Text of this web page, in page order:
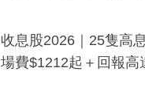
y及香港限定特調系列
收息股2026｜25隻高
場費$1212起＋回報高